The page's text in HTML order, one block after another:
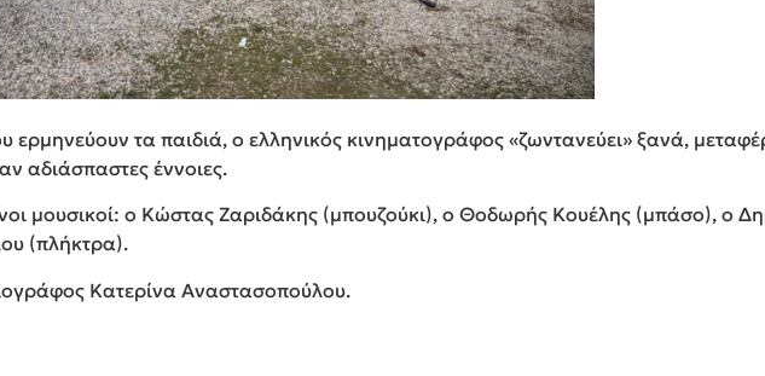
τα παιδιά, ο ελληνικός κινηματογράφος «ζωντανεύει» ξανά,
αδιάσπαστες έννοιες.
μουσικοί: ο Κώστας Ζαριδάκης (μπουζούκι), ο Θοδωρής Κουέλης (μπάσο), ο
(πλήκτρα).
Κατερίνα Αναστασοπούλου.